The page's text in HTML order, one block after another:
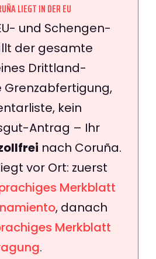
LIEGT IN DER EU
und Schengen-
der gesamte
Drittland-
Grenzabfertigung,
kein
Antrag – Ihr
nach Coruña.
vor Ort: zuerst
Merkblatt
, danach
Merkblatt
.